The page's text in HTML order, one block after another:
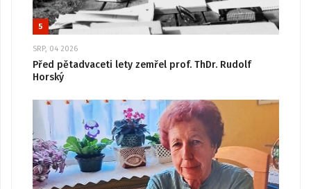
5
SRP, 04 2026
Před pětadvaceti lety zemřel prof. ThDr. Rudolf
Horský